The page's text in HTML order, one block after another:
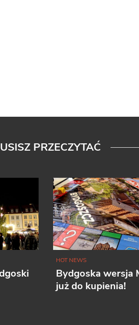
PRZECZYTAĆ
HOT NEWS
Bydgoska wersja
już do kupienia!